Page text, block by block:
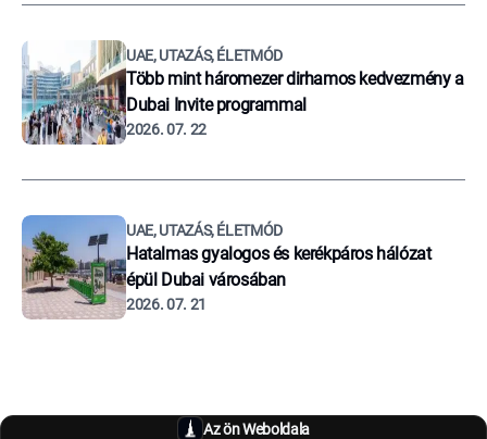
UAE, UTAZÁS, ÉLETMÓD
Több mint háromezer dirhamos kedvezmény a
Dubai Invite programmal
2026. 07. 22
UAE, UTAZÁS, ÉLETMÓD
Hatalmas gyalogos és kerékpáros hálózat
épül Dubai városában
2026. 07. 21
Az ön Weboldala